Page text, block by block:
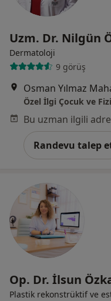
Uzm. Dr. Nilgün
Dermatoloji
9 görüş
Özel İlgi Çocuk ve
Randevu talep
Op. Dr. İlsun
Plastik rekonstrüktif ve